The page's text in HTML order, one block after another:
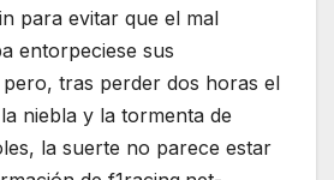
para evitar que el mal
entorpeciese sus
tras perder dos horas el
niebla y la tormenta de
la suerte no parece estar